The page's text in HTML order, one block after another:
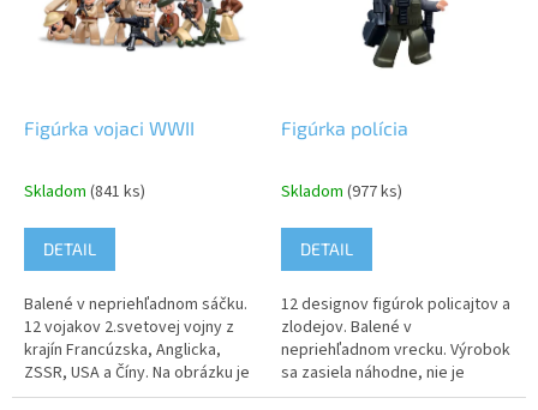
Figúrka vojaci WWII
Skladom (841 ks)
DETAIL
Balené v nepriehľadnom sáčku.
12 vojakov 2.svetovej vojny z
krajín Francúzska, Anglicka,
ZSSR, USA a Číny. Na obrázku je
ilustratívne celá sada, dodávaná
Figúrka polícia
Skladom (977 ks)
DETAIL
12 designov figúrok policajtov a
zlodejov. Balené v
nepriehľadnom vrecku. Výrobok
sa zasiela náhodne, nie je
možné vybrať si konkrétny